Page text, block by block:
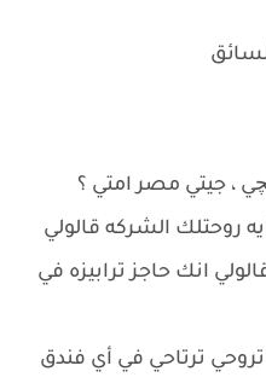
، جيتي مصر امتي ؟
روحتلك الشركه قالولي
انك حاجز ترابيزه في
ترتاحي في أي فندق